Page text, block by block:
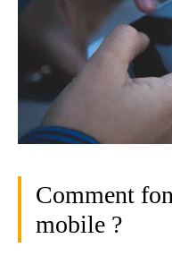
Comment
mobile ?